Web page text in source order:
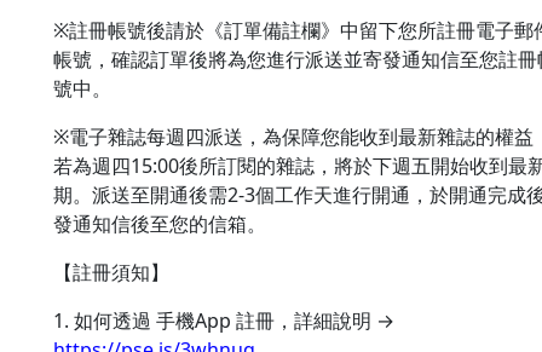
※註冊帳號後請於《訂單備註欄》中留下您所註冊電子郵
帳號，確認訂單後將為您進行派送並寄發通知信至您註冊
號中。
※電子雜誌每週四派送，為保障您能收到最新雜誌的權益
若為週四15:00後所訂閱的雜誌，將於下週五開始收到最
期。派送至開通後需2-3個工作天進行開通，於開通完成
發通知信後至您的信箱。
【註冊須知】
1. 如何透過 手機App 註冊，詳細說明 →